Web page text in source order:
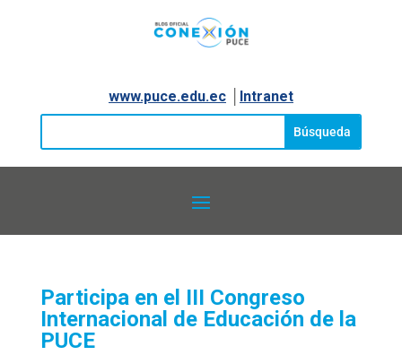
www.puce.edu.ec│ Intranet
Participa en el III Congreso
Internacional de Educación de la
PUCE